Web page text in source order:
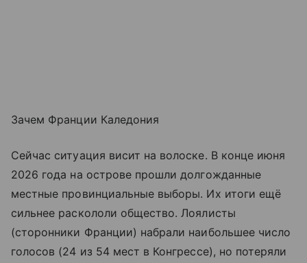
Зачем Франции Каледония
Сейчас ситуация висит на волоске. В конце июня
2026 года на острове прошли долгожданные
местные провинциальные выборы. Их итоги ещё
сильнее раскололи общество. Лоялисты
(сторонники Франции) набрали наибольшее число
голосов (24 из 54 мест в Конгрессе), но потеряли